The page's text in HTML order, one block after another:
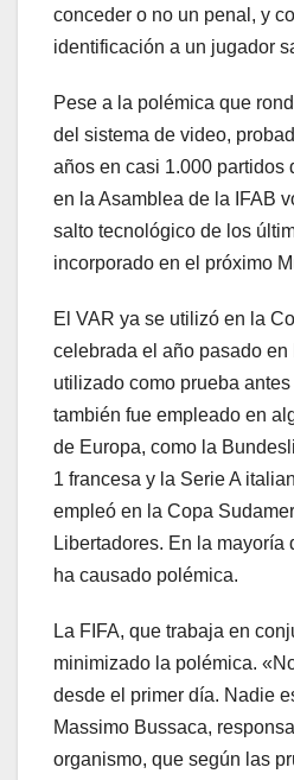
conceder o no un penal, y
identificación a un jugador
Pese a la polémica que
del sistema de video,
años en casi 1.000 partidos
en la Asamblea de la IFAB
salto tecnológico de los
incorporado en el próximo
El VAR ya se utilizó en la
celebrada el año pasado en
utilizado como prueba
también fue empleado en
de Europa, como la
1 francesa y la Serie A
empleó en la Copa
Libertadores. En la mayoría
ha causado polémica.
La FIFA, que trabaja en
minimizado la polémica.
desde el primer día. Nadie
Massimo Bussaca,
organismo, que según las